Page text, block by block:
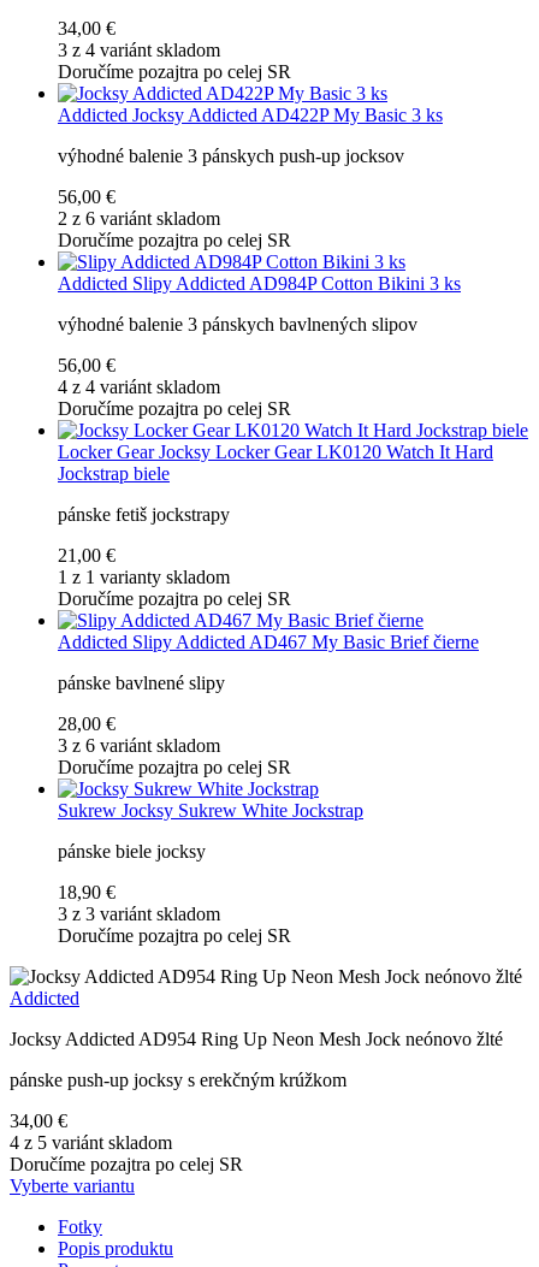
34,00 €
3 z 4 variánt skladom
Doručíme pozajtra po celej SR
Addicted Jocksy Addicted AD422P My Basic 3 ks
výhodné balenie 3 pánskych push-up jocksov
56,00 €
2 z 6 variánt skladom
Doručíme pozajtra po celej SR
Addicted Slipy Addicted AD984P Cotton Bikini 3 ks
výhodné balenie 3 pánskych bavlnených slipov
56,00 €
4 z 4 variánt skladom
Doručíme pozajtra po celej SR
Locker Gear Jocksy Locker Gear LK0120 Watch It Hard
Jockstrap biele
pánske fetiš jockstrapy
21,00 €
1 z 1 varianty skladom
Doručíme pozajtra po celej SR
Addicted Slipy Addicted AD467 My Basic Brief čierne
pánske bavlnené slipy
28,00 €
3 z 6 variánt skladom
Doručíme pozajtra po celej SR
Sukrew Jocksy Sukrew White Jockstrap
pánske biele jocksy
18,90 €
3 z 3 variánt skladom
Doručíme pozajtra po celej SR
Addicted
Jocksy Addicted AD954 Ring Up Neon Mesh Jock neónovo žlté
pánske push-up jocksy s erekčným krúžkom
34,00 €
4 z 5 variánt skladom
Doručíme pozajtra po celej SR
Vyberte variantu
Fotky
Popis produktu